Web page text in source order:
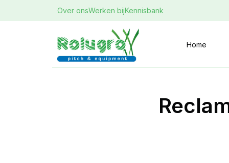
Over onsWerken bijKennisbank
Home